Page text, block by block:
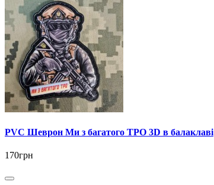
PVC Шеврон Ми з багатого ТРО 3D в балаклаві
170грн